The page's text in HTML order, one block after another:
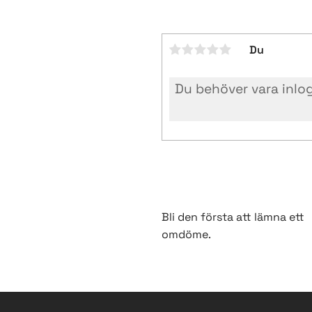
Du
Bli den första att lämna ett
omdöme.